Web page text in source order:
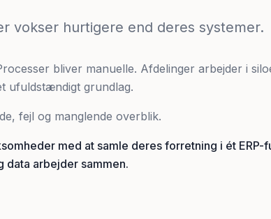
vokser hurtigere end deres systemer.
bliver manuelle. Afdelinger arbejder i
ufuldstændigt grundlag.
fejl og manglende overblik.
med at samle deres forretning i ét ERP-
data arbejder sammen.